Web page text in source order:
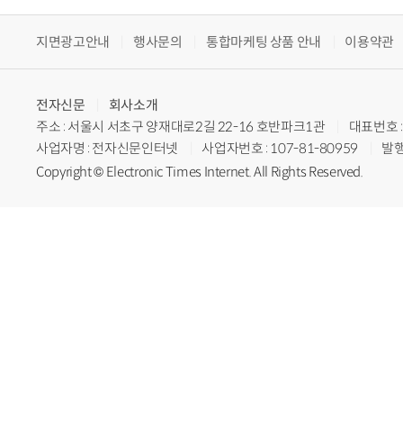
지면광고안내 행사문의 통합마케팅 상품 안내 이용약관
전자신문
회사소개
주소 : 서울시 서초구 양재대로2길 22-16 호반파크1관
대표번
사업자명 : 전자신문인터넷
사업자번호 : 107-81-80959
발
Copyright © Electronic Times Internet. All Rights Reserved.